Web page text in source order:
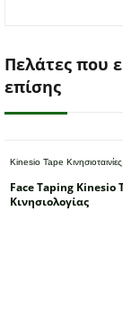
Πελάτες που
επίσης
Kinesio Tape Κινησιοταινίες
Face Taping Kinesio
Κινησιολογίας